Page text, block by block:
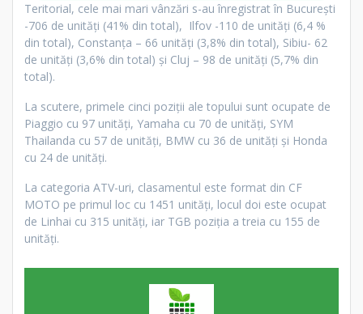
Teritorial, cele mai mari vânzări s-au înregistrat în București
-706 de unități (41% din total), Ilfov -110 de unități (6,4 %
din total), Constanța – 66 unități (3,8% din total), Sibiu- 62
de unități (3,6% din total) și Cluj – 98 de unități (5,7% din
total).
La scutere, primele cinci poziții ale topului sunt ocupate de
Piaggio cu 97 unități, Yamaha cu 70 de unități, SYM
Thailanda cu 57 de unități, BMW cu 36 de unități și Honda
cu 24 de unități.
La categoria ATV-uri, clasamentul este format din CF
MOTO pe primul loc cu 1451 unități, locul doi este ocupat
de Linhai cu 315 unități, iar TGB poziția a treia cu 155 de
unități.